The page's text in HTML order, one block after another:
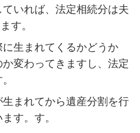
いれば、法定相続分は夫
す。
生まれてくるかどうか
変わってきますし、法定
まれてから遺産分割を行
す。す。